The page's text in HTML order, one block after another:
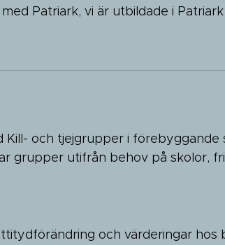
Patriark, vi är utbildade i
Kill- och tjejgrupper i
grupper utifrån behov på skolor,
och värderingar hos